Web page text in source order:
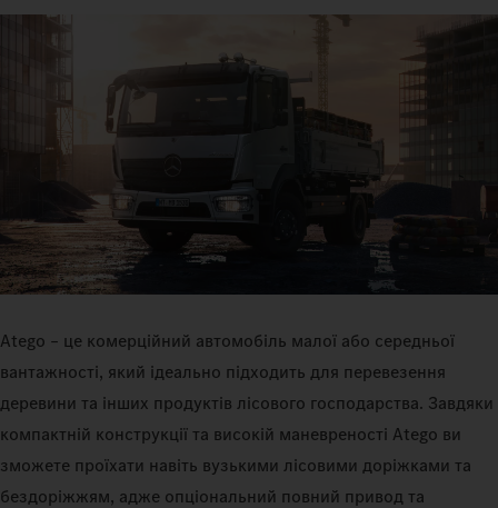
Atego – це комерційний автомобіль малої або середньої
вантажності, який ідеально підходить для перевезення
деревини та інших продуктів лісового господарства. Завдяки
компактній конструкції та високій маневреності Atego ви
зможете проїхати навіть вузькими лісовими доріжками та
бездоріжжям, адже опціональний повний привод та